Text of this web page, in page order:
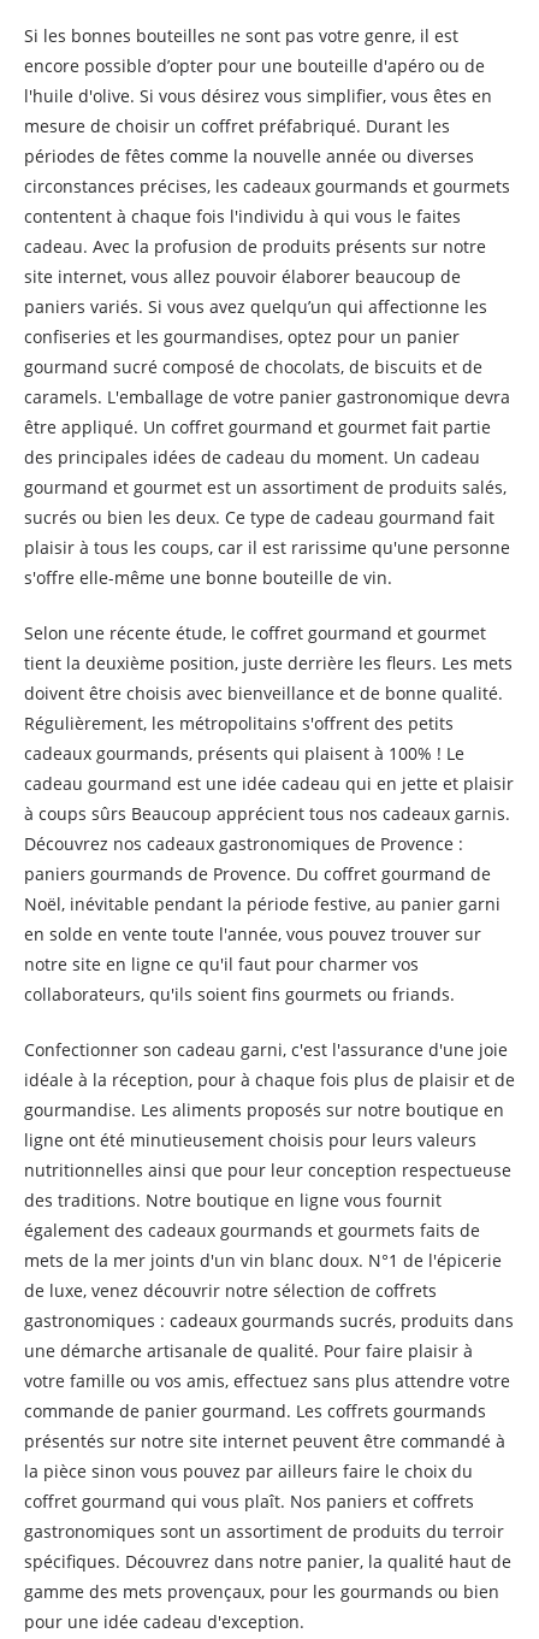
Si les bonnes bouteilles ne sont pas votre genre, il est
encore possible d’opter pour une bouteille d'apéro ou de
l'huile d'olive. Si vous désirez vous simplifier, vous êtes en
mesure de choisir un coffret préfabriqué. Durant les
périodes de fêtes comme la nouvelle année ou diverses
circonstances précises, les cadeaux gourmands et gourmets
contentent à chaque fois l'individu à qui vous le faites
cadeau. Avec la profusion de produits présents sur notre
site internet, vous allez pouvoir élaborer beaucoup de
paniers variés. Si vous avez quelqu’un qui affectionne les
confiseries et les gourmandises, optez pour un panier
gourmand sucré composé de chocolats, de biscuits et de
caramels. L'emballage de votre panier gastronomique devra
être appliqué. Un coffret gourmand et gourmet fait partie
des principales idées de cadeau du moment. Un cadeau
gourmand et gourmet est un assortiment de produits salés,
sucrés ou bien les deux. Ce type de cadeau gourmand fait
plaisir à tous les coups, car il est rarissime qu'une personne
s'offre elle-même une bonne bouteille de vin.
Selon une récente étude, le coffret gourmand et gourmet
tient la deuxième position, juste derrière les fleurs. Les mets
doivent être choisis avec bienveillance et de bonne qualité.
Régulièrement, les métropolitains s'offrent des petits
cadeaux gourmands, présents qui plaisent à 100% ! Le
cadeau gourmand est une idée cadeau qui en jette et plaisir
à coups sûrs Beaucoup apprécient tous nos cadeaux garnis.
Découvrez nos cadeaux gastronomiques de Provence :
paniers gourmands de Provence. Du coffret gourmand de
Noël, inévitable pendant la période festive, au panier garni
en solde en vente toute l'année, vous pouvez trouver sur
notre site en ligne ce qu'il faut pour charmer vos
collaborateurs, qu'ils soient fins gourmets ou friands.
Confectionner son cadeau garni, c'est l'assurance d'une joie
idéale à la réception, pour à chaque fois plus de plaisir et de
gourmandise. Les aliments proposés sur notre boutique en
ligne ont été minutieusement choisis pour leurs valeurs
nutritionnelles ainsi que pour leur conception respectueuse
des traditions. Notre boutique en ligne vous fournit
également des cadeaux gourmands et gourmets faits de
mets de la mer joints d'un vin blanc doux. N°1 de l'épicerie
de luxe, venez découvrir notre sélection de coffrets
gastronomiques : cadeaux gourmands sucrés, produits dans
une démarche artisanale de qualité. Pour faire plaisir à
votre famille ou vos amis, effectuez sans plus attendre votre
commande de panier gourmand. Les coffrets gourmands
présentés sur notre site internet peuvent être commandé à
la pièce sinon vous pouvez par ailleurs faire le choix du
coffret gourmand qui vous plaît. Nos paniers et coffrets
gastronomiques sont un assortiment de produits du terroir
spécifiques. Découvrez dans notre panier, la qualité haut de
gamme des mets provençaux, pour les gourmands ou bien
pour une idée cadeau d'exception.